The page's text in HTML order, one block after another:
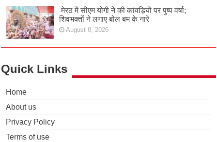
मेरठ में सीएम योगी ने की कांवड़ियों पर पुष्प वर्षा;
शिवभक्तों ने लगाए बोल बम के नारे
August 8, 2026
Quick Links
Home
About us
Privacy Policy
Terms of use